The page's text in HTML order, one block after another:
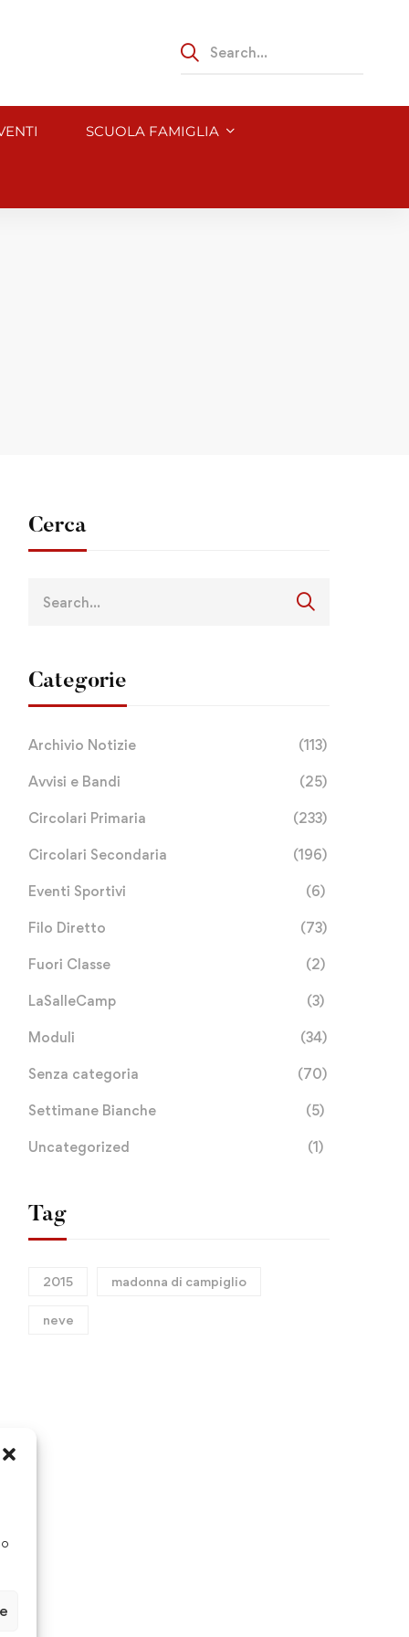
SCUOLA FAMIGLIA
Cerca
Categorie
Archivio Notizie (113)
Avvisi e Bandi (25)
Circolari Primaria (233)
Circolari Secondaria (196)
Eventi Sportivi (6)
Filo Diretto (73)
Fuori Classe (2)
LaSalleCamp (3)
Moduli (34)
Senza categoria (70)
Settimane Bianche (5)
Uncategorized (1)
Tag
2015 madonna di campiglio
neve